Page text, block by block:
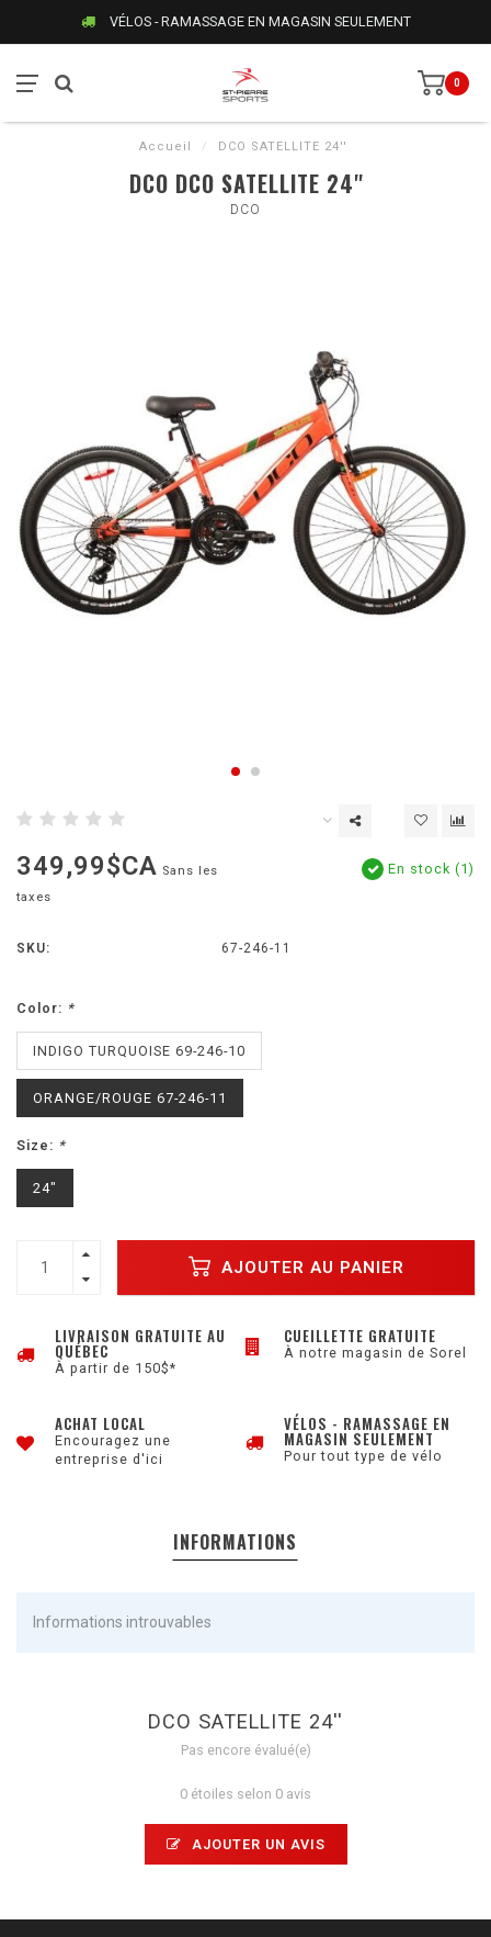
VÉLOS - RAMASSAGE EN MAGASIN SEULEMENT
0
Accueil / DCO SATELLITE 24''
DCO DCO SATELLITE 24''
DCO
349,99$CA Sans les
taxes
En stock (1)
SKU: 67-246-11
Color: *
INDIGO TURQUOISE 69-246-10
ORANGE/ROUGE 67-246-11
Size: *
24"
AJOUTER AU PANIER
LIVRAISON GRATUITE AU
QUÉBEC
À partir de 150$*
CUEILLETTE GRATUITE
À notre magasin de Sorel
ACHAT LOCAL
Encouragez une
entreprise d'ici
VÉLOS - RAMASSAGE EN
MAGASIN SEULEMENT
Pour tout type de vélo
INFORMATIONS
Informations introuvables
DCO SATELLITE 24''
Pas encore évalué(e)
0 étoiles selon 0 avis
AJOUTER UN AVIS